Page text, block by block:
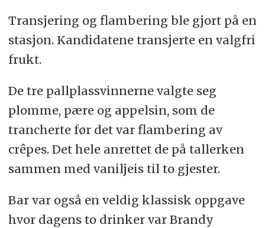
Transjering og flambering ble gjort på en
stasjon. Kandidatene transjerte en valgfri
frukt.
De tre pallplassvinnerne valgte seg
plomme, pære og appelsin, som de
trancherte før det var flambering av
crêpes. Det hele anrettet de på tallerken
sammen med vaniljeis til to gjester.
Bar var også en veldig klassisk oppgave
hvor dagens to drinker var Brandy